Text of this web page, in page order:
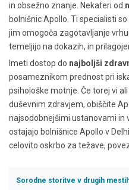
in obsežno znanje. Nekateri od
bolnišnic Apollo. Ti specialisti so
jim omogoča zagotavljanje
temeljijo na dokazih, in
Imeti dostop do najboljši
posameznikom prednost pri
psihološke motnje. Če torej vi
duševnim zdravjem, obiščite
najsodobnejšimi ustanovami in
ostajajo bolnišnice Apollo v
celovito oskrbo za težave,
Sorodne storitve v drugih